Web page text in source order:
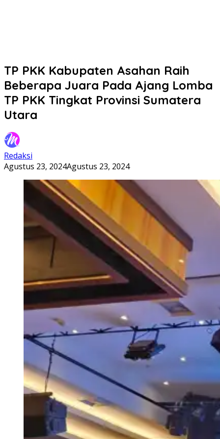
TP PKK Kabupaten Asahan Raih
Beberapa Juara Pada Ajang Lomba
TP PKK Tingkat Provinsi Sumatera
Utara
Redaksi
Agustus 23, 2024Agustus 23, 2024